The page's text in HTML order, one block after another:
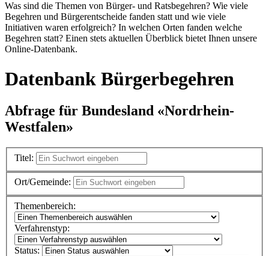
Was sind die Themen von Bürger- und Ratsbegehren? Wie viele
Begehren und Bürgerentscheide fanden statt und wie viele
Initiativen waren erfolgreich? In welchen Orten fanden welche
Begehren statt? Einen stets aktuellen Überblick bietet Ihnen unsere
Online-Datenbank.
Datenbank Bürgerbegehren
Abfrage für Bundesland «Nordrhein-
Westfalen»
Titel:
Ort/Gemeinde:
Themenbereich:
Verfahrenstyp:
Status: